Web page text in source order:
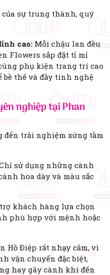
sự trung thành, quý
cao: Mỗi chậu lan đều
Flowers sắp đặt tỉ mỉ
phụ kiện trang trí cao
bề thế và đầy tính nghệ
nghiệp tại Phan
đến trải nghiệm xứng tầm
sử dụng những cành
hoa dày và màu sắc
khách hàng lựa chọn
phù hợp với mệnh hoặc
Hồ Điệp rất nhạy cảm, vì
vận chuyển đặc biệt,
hay gãy cành khi đến